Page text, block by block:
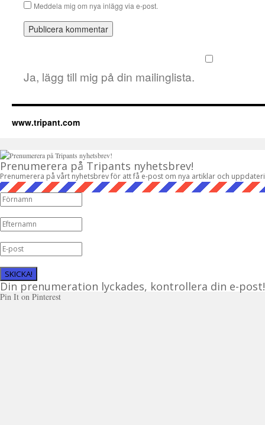
Meddela mig om nya inlägg via e-post.
Ja, lägg till mig på din mailinglista.
www.tripant.com
Prenumerera på Tripants nyhetsbrev!
Prenumerera på vårt nyhetsbrev för att få e-post om nya artiklar och
SKICKA!
Din prenumeration lyckades, kontrollera din e-post!
Pin It on Pinterest